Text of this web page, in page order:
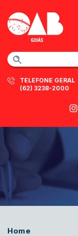
TELEFONE GERAL
(62) 3238-2000
Home